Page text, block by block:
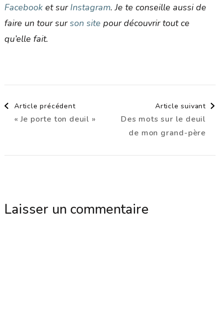
Facebooket sur Instagram. Je te conseille aussi de
faire un tour surson site pour découvrir tout ce
qu’elle fait.
Navigation
d'article
Article précédent
« Je porte ton deuil »
Article suivant
Des mots sur le deuil
de mon grand-père
Laisser un commentaire